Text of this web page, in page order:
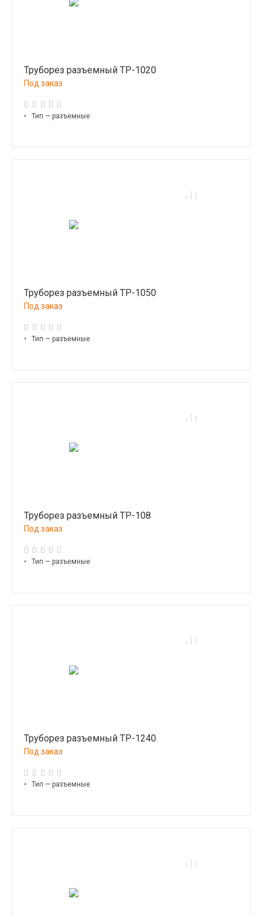
Труборез разъемный ТР-1020
Под заказ
• Тип — разъемные
Труборез разъемный ТР-1050
Под заказ
• Тип — разъемные
Труборез разъемный ТР-108
Под заказ
• Тип — разъемные
Труборез разъемный ТР-1240
Под заказ
• Тип — разъемные